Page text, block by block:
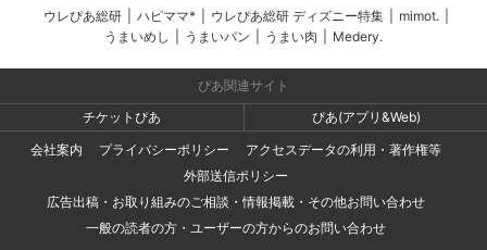
ウレぴあ総研 ハピママ* ウレぴあ総研 ディズニー特集 mimot.
うまいめし
うまいパン うまい肉 Medery.
ぴあ関連サイト
チケットぴあ
ぴあ(アプリ&Web)
会社案内
プライバシーポリシー
アクセスデータの利用・著作権等
外部送信ポリシー
広告出稿・お取り組みのご相談・情報掲載・その他お問い合わせ
一般の読者の方・ユーザーの方からのお問い合わせ